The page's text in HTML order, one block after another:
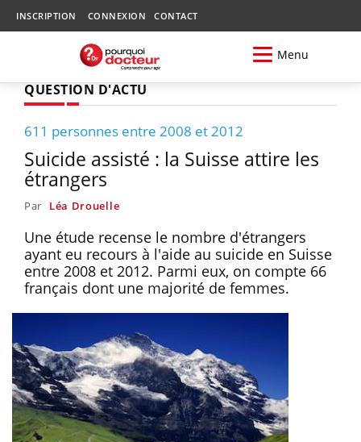
INSCRIPTION CONNEXION CONTACT
Menu
QUESTION D'ACTU
611 personnes entre 2008 et 2012
Suicide assisté : la Suisse attire les
étrangers
Par Léa Drouelle
Une étude recense le nombre d'étrangers
ayant eu recours à l'aide au suicide en Suisse
entre 2008 et 2012. Parmi eux, on compte 66
français dont une majorité de femmes.